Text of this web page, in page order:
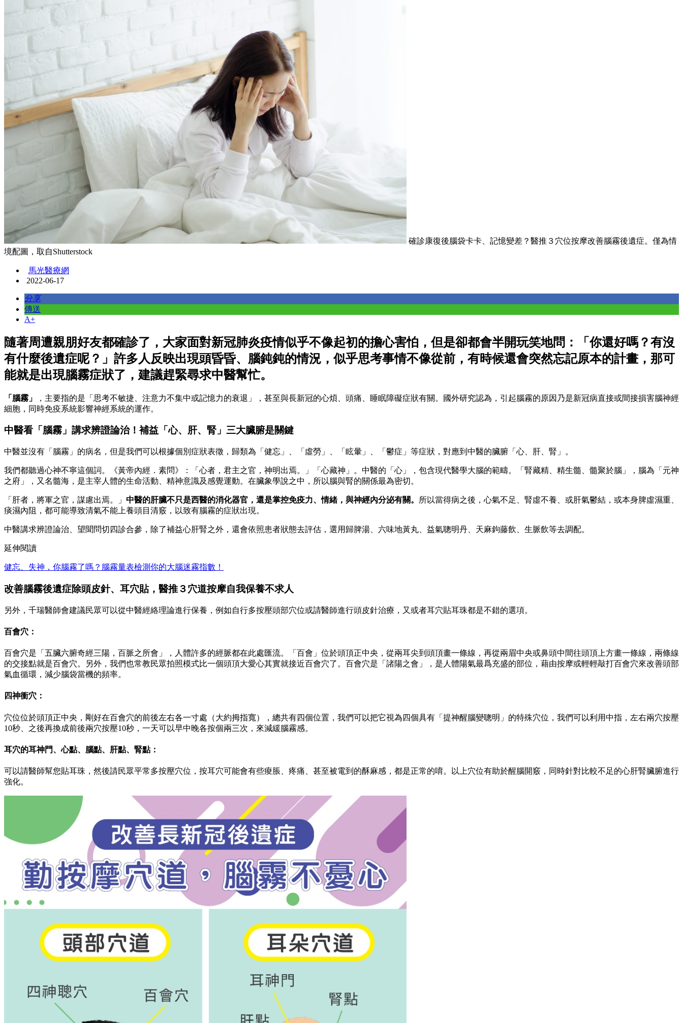
確診康復後腦袋卡卡、記憶變差？醫推３穴位按摩改善腦霧後遺症。僅為情
境配圖，取自Shutterstock
馬光醫療網
2022-06-17
分享
傳送
A+
隨著周遭親朋好友都確診了，大家面對新冠肺炎疫情似乎不像起初的擔心害怕，但是卻都會半開玩笑地問：「你還好嗎？有沒
有什麼後遺症呢？」許多人反映出現頭昏昏、腦鈍鈍的情況，似乎思考事情不像從前，有時候還會突然忘記原本的計畫，那可
能就是出現腦霧症狀了，建議趕緊尋求中醫幫忙。
「腦霧」
，主要指的是「思考不敏捷、注意力不集中或記憶力的衰退」，甚至與長新冠的心煩、頭痛、睡眠障礙症狀有關。國外研究認為，引起腦霧的原因乃是新冠病直接或間接損害腦神經
細胞，同時免疫系統影響神經系統的運作。
中醫看「腦霧」講求辨證論治！補益「心、肝、腎」三大臟腑是關鍵
中醫並沒有「腦霧」的病名，但是我們可以根據個別症狀表徵，歸類為「健忘」、「虛勞」、「眩暈」、「鬱症」等症狀，對應到中醫的臟腑「心、肝、腎」。
我們都聽過心神不寧這個詞。《黃帝內經．素問》：「心者，君主之官，神明出焉。」「心藏神」。中醫的「心」，包含現代醫學大腦的範疇。「腎藏精、精生髓、髓聚於腦」，腦為「元神
之府」，又名髓海，是主宰人體的生命活動、精神意識及感覺運動。在臟象學說之中，所以腦與腎的關係最為密切。
「肝者，將軍之官，謀慮出焉。」 中醫的肝臟不只是西醫的消化器官，還是掌控免疫力、情緒，與神經內分泌有關。
所以當得病之後，心氣不足、腎虛不養、或肝氣鬱結，或本身脾虛濕重、
痰濕內阻，都可能導致清氣不能上養頭目清竅，以致有腦霧的症狀出現。
中醫講求辨證論治、望聞問切四診合參，除了補益心肝腎之外，還會依照患者狀態去評估，選用歸脾湯、六味地黃丸、益氣聰明丹、天麻鉤藤飲、生脈飲等去調配。
延伸閱讀
健忘、失神，你腦霧了嗎？腦霧量表檢測你的大腦迷霧指數！
改善腦霧後遺症除頭皮針、耳穴貼，醫推３穴道按摩自我保養不求人
另外，千瑞醫師會建議民眾可以從中醫經絡理論進行保養，例如自行多按壓頭部穴位或請醫師進行頭皮針治療，又或者耳穴貼耳珠都是不錯的選項。
百會穴：
百會穴是「五臟六腑奇經三陽，百脈之所會」，人體許多的經脈都在此處匯流。「百會」位於頭頂正中央，從兩耳尖到頭頂畫一條線，再從兩眉中央或鼻頭中間往頭頂上方畫一條線，兩條線
的交接點就是百會穴。另外，我們也常教民眾拍照模式比一個頭頂大愛心其實就接近百會穴了。百會穴是「諸陽之會」，是人體陽氣最爲充盛的部位，藉由按摩或輕輕敲打百會穴來改善頭部
氣血循環，減少腦袋當機的頻率。
四神衝穴：
穴位位於頭頂正中央，剛好在百會穴的前後左右各一寸處（大約拇指寬），總共有四個位置，我們可以把它視為四個具有「提神醒腦變聰明」的特殊穴位，我們可以利用中指，左右兩穴按壓
10秒、之後再換成前後兩穴按壓10秒，一天可以早中晚各按個兩三次，來減緩腦霧感。
耳穴的耳神門、心點、腦點、肝點、腎點：
可以請醫師幫您貼耳珠，然後請民眾平常多按壓穴位，按耳穴可能會有些痠脹、疼痛、甚至被電到的酥麻感，都是正常的唷。以上穴位有助於醒腦開竅，同時針對比較不足的心肝腎臟腑進行
強化。